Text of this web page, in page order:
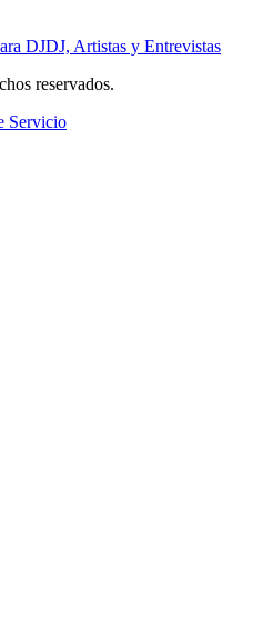
DJDJ, Artistas y Entrevistas
reservados.
Servicio